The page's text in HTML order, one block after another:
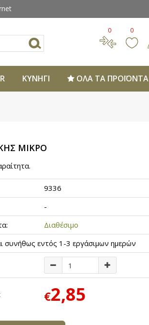
0 0
ΚΥΝΗΓΙ ΟΛΑ ΤΑ ΠΡΟΪΟΝΤΑ
ΜΙΚΡΟ
9336
-
Διαθέσιμο
συνήθως εντός 1-3 εργάσιμων ημερών
€2,85